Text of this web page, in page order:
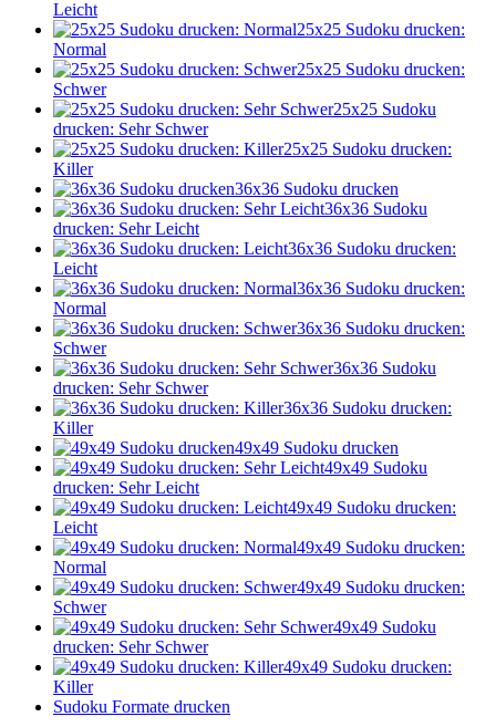
Leicht
25x25 Sudoku drucken:
Normal
25x25 Sudoku drucken:
Schwer
25x25 Sudoku
drucken: Sehr Schwer
25x25 Sudoku drucken:
Killer
36x36 Sudoku drucken
36x36 Sudoku
drucken: Sehr Leicht
36x36 Sudoku drucken:
Leicht
36x36 Sudoku drucken:
Normal
36x36 Sudoku drucken:
Schwer
36x36 Sudoku
drucken: Sehr Schwer
36x36 Sudoku drucken:
Killer
49x49 Sudoku drucken
49x49 Sudoku
drucken: Sehr Leicht
49x49 Sudoku drucken:
Leicht
49x49 Sudoku drucken:
Normal
49x49 Sudoku drucken:
Schwer
49x49 Sudoku
drucken: Sehr Schwer
49x49 Sudoku drucken:
Killer
Sudoku Formate drucken